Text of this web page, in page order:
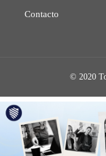
Contacto
© 2020